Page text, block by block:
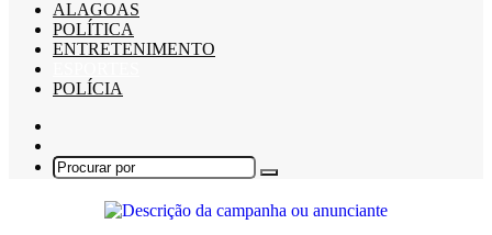
ALAGOAS
POLÍTICA
ENTRETENIMENTO
POLÍCIA
skin
Procurar